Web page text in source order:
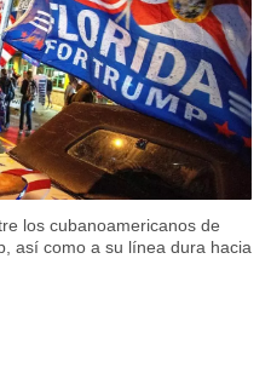
los cubanoamericanos de
así como a su línea dura hacia